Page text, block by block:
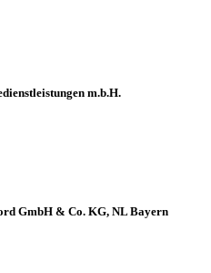
m.b.H.
GmbH & Co. KG, NL Bayern